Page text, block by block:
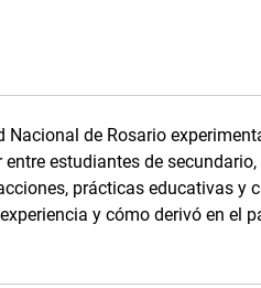
Nacional de Rosario
estudiantes de
prácticas educativas y
y cómo derivó en el